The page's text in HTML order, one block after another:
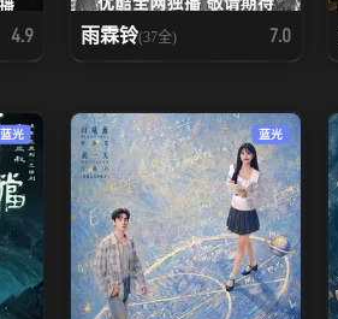
4.9 雨霖铃(37全) 7.0
蓝光 蓝光